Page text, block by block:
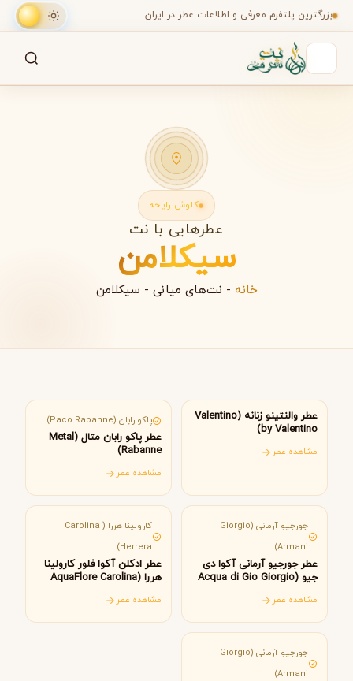
بزرگترین پلتفرم معرفی و اطلاعات عطر در ایران
کاوش رایحه
عطرهایی با نت
سیکلامن
خانه - نت‌های میانی - سیکلامن
عطر والنتینو زنانه (Valentino
by Valentino)
مشاهده عطر
پاکو رابان (Paco Rabanne)
عطر پاکو رابان متال (Metal
Rabanne)
مشاهده عطر
جورجیو آرمانی (Giorgio
Armani)
عطر جورجیو آرمانی آکوا دی
جیو (Acqua di Gio Giorgio
مشاهده عطر
کارولینا هررا ( Carolina
Herrera)
عطر ادکلن آکوا فلور کارولینا
هررا (AquaFlore Carolina
مشاهده عطر
جورجیو آرمانی (Giorgio
Armani)